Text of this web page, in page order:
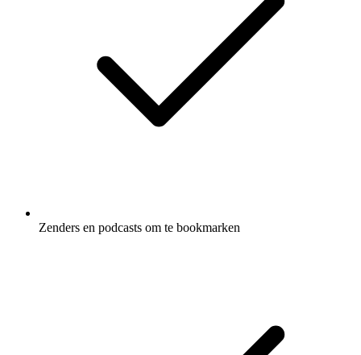
Zenders en podcasts om te bookmarken